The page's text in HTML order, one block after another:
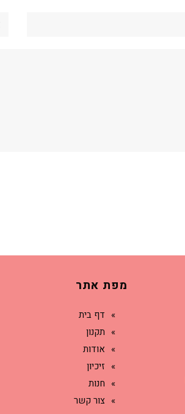
מפת אתר
דף בית
תקנון
אודות
זיכיון
חנות
צור קשר